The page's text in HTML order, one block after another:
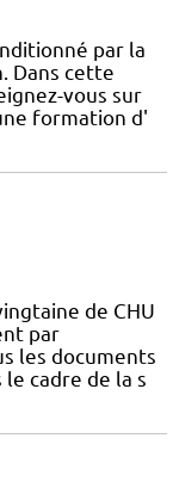
par la
Dans cette
vous sur
formation d'
de CHU
par
les documents
cadre de la s